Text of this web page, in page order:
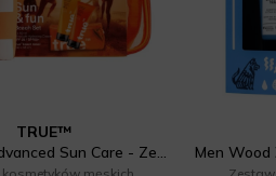
TRUE™
Sun&Fun Advanced Sun Care - Zestaw Kremów